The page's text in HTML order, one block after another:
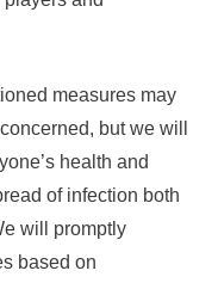
measures may
but we will
health and
of infection both
will promptly
based on